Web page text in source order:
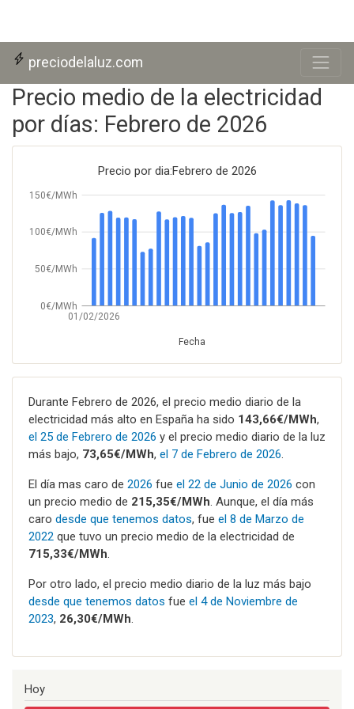
preciodelaluz.com
Precio medio de la electricidad
por días: Febrero de 2026
Precio por dia:Febrero de 2026
01/02/2026
Fecha
0€/MWh
50€/MWh
100€/MWh
150€/MWh
Durante Febrero de 2026, el precio medio diario de la
electricidad más alto en España ha sido 143,66€/MWh,
el 25 de Febrero de 2026 y el precio medio diario de la luz
más bajo, 73,65€/MWh, el 7 de Febrero de 2026
El día mas caro de 2026 fue el 22 de Junio de 2026 con
un precio medio de 215,35€/MWh . Aunque, el día más
caro desde que tenemos datos, fue el 8 de Marzo de
2022 que tuvo un precio medio de la electricidad de
715,33€/MWh
Por otro lado, el precio medio diario de la luz más bajo
desde que tenemos datos fue el 4 de Noviembre de
2023, 26,30€/MWh
Hoy